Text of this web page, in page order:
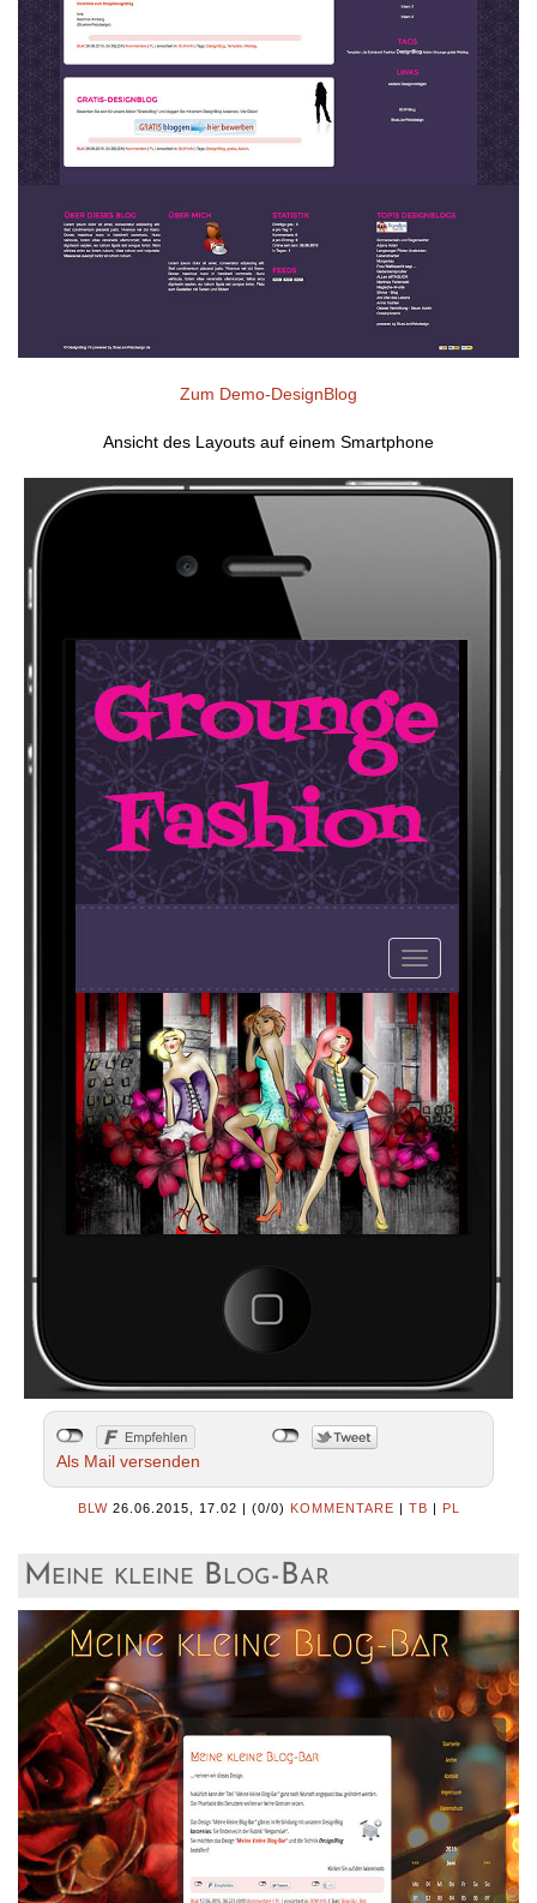
Zum Demo-DesignBlog
Ansicht des Layouts auf einem Smartphone
Als Mail versenden
BLW 26.06.2015, 17.02 | (0/0) KOMMENTARE | TB | PL
Meine kleine Blog-Bar